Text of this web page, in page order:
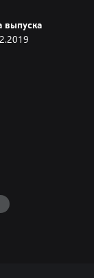
выпуска